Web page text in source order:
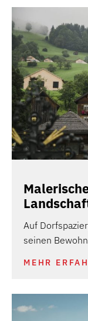
Auf
seinen
MEHR